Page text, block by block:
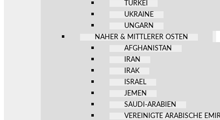
TÜRKEI
UKRAINE
UNGARN
NAHER & MITTLERER OSTEN
AFGHANISTAN
IRAN
IRAK
ISRAEL
JEMEN
SAUDI-ARABIEN
VEREINIGTE ARABISCHE